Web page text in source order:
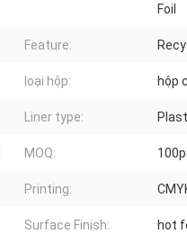
Foil
Feature:
loại hộp: hộp
Liner type:
MOQ:
Printing:
Surface Finish: hot